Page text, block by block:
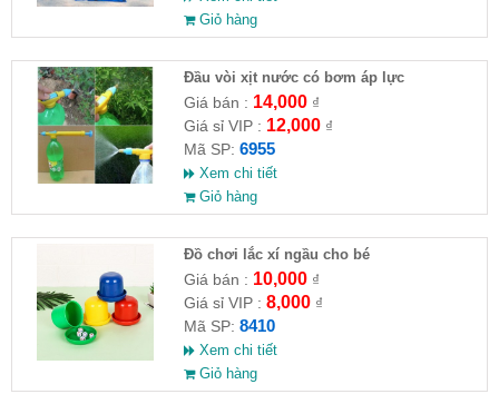
Giỏ hàng
Đầu vòi xịt nước có bơm áp lực
Giá bán : 14,000₫
Giá sỉ VIP : 12,000₫
Mã SP: 6955
Xem chi tiết
Giỏ hàng
Đồ chơi lắc xí ngầu cho bé
Giá bán : 10,000₫
Giá sỉ VIP : 8,000₫
Mã SP: 8410
Xem chi tiết
Giỏ hàng